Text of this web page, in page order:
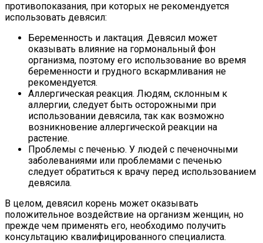
противопоказания, при которых не рекомендуется
использовать девясил:
Беременность и лактация. Девясил может
оказывать влияние на гормональный фон
организма, поэтому его использование во время
беременности и грудного вскармливания не
рекомендуется.
Аллергическая реакция. Людям, склонным к
аллергии, следует быть осторожными при
использовании девясила, так как возможно
возникновение аллергической реакции на
растение.
Проблемы с печенью. У людей с печеночными
заболеваниями или проблемами с печенью
следует обратиться к врачу перед использованием
девясила.
В целом, девясил корень может оказывать
положительное воздействие на организм женщин, но
прежде чем применять его, необходимо получить
консультацию квалифицированного специалиста.